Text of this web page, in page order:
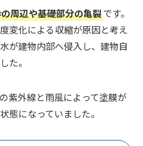
周辺や基礎部分の亀裂です。
変化による収縮が原因と考え
が建物内部へ侵入し、建物自
た。
紫外線と雨風によって塗膜が
態になっていました。